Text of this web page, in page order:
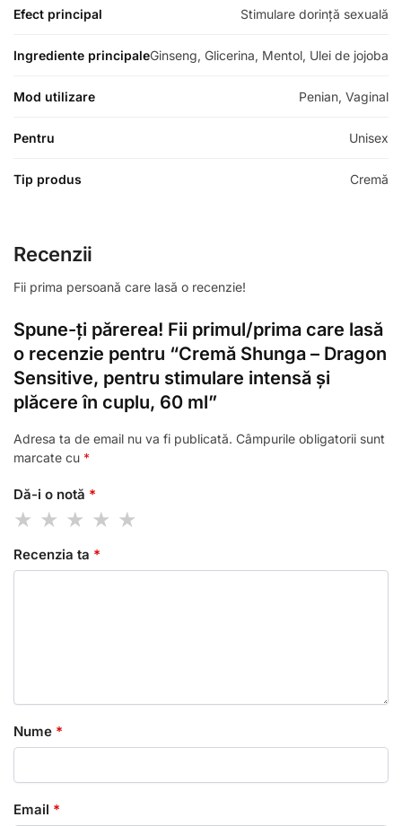
Efect principal Stimulare dorință sexuală
Ingrediente principaleGinseng, Glicerina, Mentol, Ulei de jojoba
Mod utilizare Penian, Vaginal
Pentru Unisex
Tip produs Cremă
Recenzii
Fii prima persoană care lasă o recenzie!
Spune-ți părerea! Fii primul/prima care lasă
o recenzie pentru “Cremă Shunga – Dragon
Sensitive, pentru stimulare intensă și
plăcere în cuplu, 60 ml”
Adresa ta de email nu va fi publicată. Câmpurile obligatorii sunt
marcate cu *
Dă-i o notă *
Recenzia ta *
Nume *
Email *